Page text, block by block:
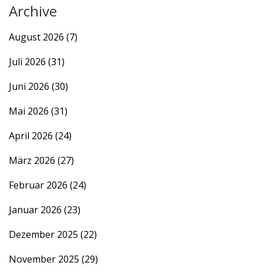
Archive
August 2026 (7)
Juli 2026 (31)
Juni 2026 (30)
Mai 2026 (31)
April 2026 (24)
März 2026 (27)
Februar 2026 (24)
Januar 2026 (23)
Dezember 2025 (22)
November 2025 (29)